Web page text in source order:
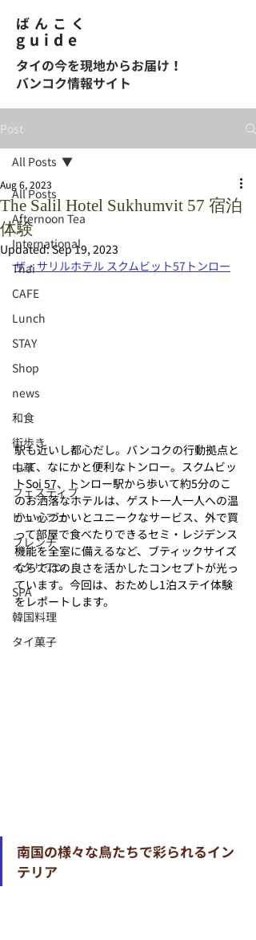
ばんこく
guide
タイの今を現地からお届け！
バンコク情報サイト
Post
All Posts
Afternoon Tea
International
Thai
CAFE
Lunch
STAY
Shop
news
和食
街歩き
中華
フェスティブ
ビュッフェ
フレンチ
イタリアン
SPA
韓国料理
タイ菓子
All Posts
The Salil Hotel Sukhumvit 57 宿泊
体験
Aug 6, 2023
Updated:Sep 19, 2023
ザ・サリルホテル スクムビット57トンロー
駅も近いし都心だし。バンコクの行動拠点と
して、なにかと便利なトンロー。スクムビッ
トSoi 57、トンロー駅から歩いて約5分のこ
のお洒落なホテルは、ゲスト一人一人への温
かい心づかいとユニークなサービス、外で買
って部屋で食べたりできるセミ・レジデンス
機能を全室に備えるなど、ブティックサイズ
ならではの良さを活かしたコンセプトが光っ
ています。今回は、おためし1泊ステイ体験
をレポートします。
南国の様々な鳥たちで彩られるイン
テリア